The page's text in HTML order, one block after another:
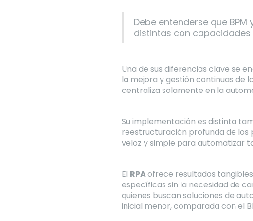
Debe entenderse que
distintas con capacidades
Una de sus diferencias clave se
la mejora y gestión continuas de
centraliza solamente en la
Su implementación es distinta
reestructuración profunda de los
veloz y simple para automatizar
El RPAofrece resultados
específicas sin la necesidad de
quienes buscan soluciones de
inicial menor, comparada con el